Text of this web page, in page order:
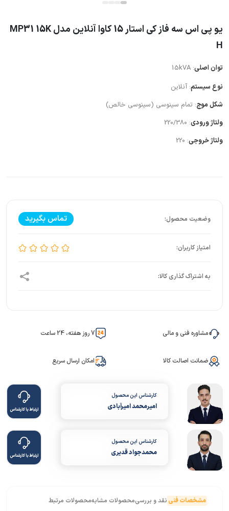
یو پی اس سه فاز کی استار 15 کاوا آنلاین مدل MP31 15K
H
توان اصلی: 15kVA
نوع سیستم: آنلاین
شکل موج: تمام سینوسی (سینوسی خالص)
ولتاژ ورودی: 220/380
ولتاژ خروجی: 220
تماس بگیرید
مشاوره فنی و مالی 7 روز هفته، 24 ساعت
ضمانت اصالت کالا امکان ارسال سریع
کارشناس این محصول
امیرمحمد امیرآبادی ارتباط با کارشناس
کارشناس این محصول
محمدجواد قدیری ارتباط با کارشناس
مشخصات فنی نقد و بررسیمحصولات مشابهمحصولات مرتبط